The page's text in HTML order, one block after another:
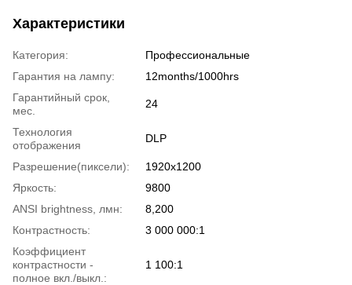
Характеристики
Категория:
Профессиональные
Гарантия на лампу:
12months/1000hrs
Гарантийный срок,
мес.
24
Технология
отображения
DLP
Разрешение(пиксели):
1920х1200
Яркость:
9800
ANSI brightness, лмн:
8,200
Контрастность:
3 000 000:1
Коэффициент
контрастности -
полное вкл./выкл.:
1 100:1